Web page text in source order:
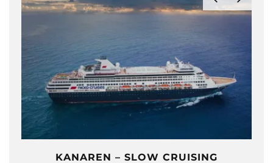
ZDF TRAUMSCHIFF HAUTNAH